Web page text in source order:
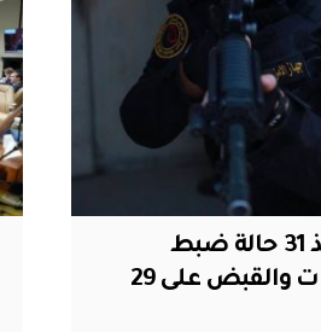
الأمن الوطني: تنفيذ 31 حالة ضبط
بالمنافذ والسيطرات والقبض على 29